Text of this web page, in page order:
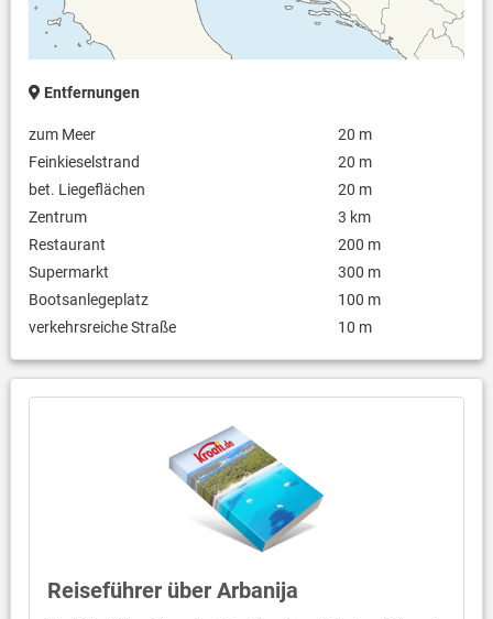
Entfernungen
zum Meer
20 m
Feinkieselstrand
20 m
bet. Liegeflächen
20 m
Zentrum
3 km
Restaurant
200 m
Supermarkt
300 m
Bootsanlegeplatz
100 m
verkehrsreiche Straße
10 m
Reiseführer über Arbanija